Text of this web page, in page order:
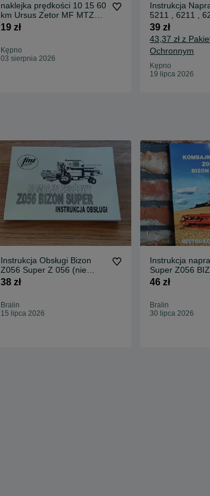
naklejka prędkości 10 15 60
km Ursus Zetor MF MTZ
nalepka do kolekcji
19 zł
Kępno
03 sierpnia 2026
Instrukcja
5211 , 6211 ,
7245 , 7711 /
39 zł
43,37 zł z
Ochronnym
Kępno
19 lipca 2026
Instrukcja Obsługi Bizon
Z056 Super Z 056 (nie
Ursus Zetor Mtz MF )
38 zł
Bralin
15 lipca 2026
Instrukcja
Super Z056
46 zł
Bralin
30 lipca 2026